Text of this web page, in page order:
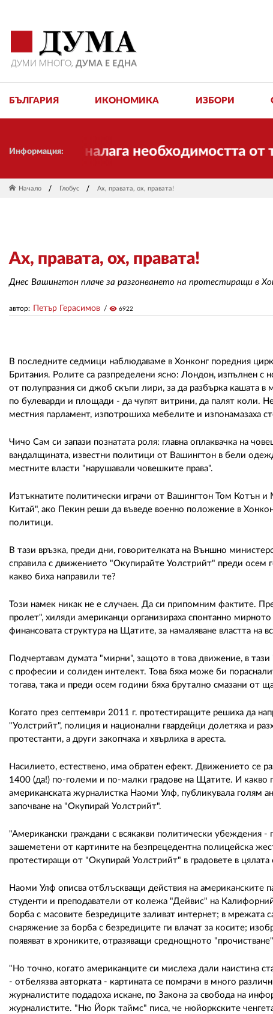
БЪЛГАРИЯ ИКОНОМИКА ИЗБОРИ
Информация:
и налага необходимостта от
Начало Глобус Ах, правата, ох, правата!
Ах, правата, ох, правата!
Днес Вашингтон плаче за разгонването на протестиращи в
автор: Петър Герасимов visibility 6922
В последните седмици наблюдаваме в Хонконг поредния
Британия. Ролите са разпределени ясно: Лондон, изпълнен с
от полупразния си джоб скъпи лири, за да разбърка кашата
по булеварди и площади - да чупят витрини, да палят коли.
местния парламент, изпотрошиха мебелите и изпонамазаха
Чичо Сам си запази познатата роля: главна оплаквачка на
вандалщината, известни политици от Вашингтон в бели
местните власти "нарушавали човешките права".
Изтъкнатите политически играчи от Вашингтон Том Котън
Китай", ако Пекин реши да въведе военно положение в
политици.
В тази връзка, преди дни, говорителката на Външно
справила с движението "Окупирайте Уолстрийт" преди осем
какво биха направили те?
Този намек никак не е случаен. Да си припомним фактите.
пролет", хиляди американци организираха спонтанно
финансовата структура на Щатите, за намаляване властта на
Подчертавам думата "мирни", защото в това движение, в
с професии и солиден интелект. Това бяха може би
тогава, така и преди осем години бяха брутално смазани от
Когато през септември 2011 г. протестиращите решиха да
"Уолстрийт", полиция и национални гвардейци долетяха и
протестанти, а други закопчаха и хвърлиха в ареста.
Насилието, естествено, има обратен ефект. Движението се
1400 (да!) по-големи и по-малки градове на Щатите. И
американската журналистка Наоми Улф, публикувала голям
започване на "Окупирай Уолстрийт".
"Американски граждани с всякакви политически убеждения
зашеметени от картините на безпрецедентна полицейска
протестиращи от "Окупирай Уолстрийт" в градовете в цялата
Наоми Улф описва отблъскващи действия на американските
студенти и преподаватели от колежа "Дейвис" на
борба с масовите безредиците заливат интернет; в мрежата
снаряжение за борба с безредиците ги влачат за косите;
появяват в хрониките, отразяващи среднощното
"Но точно, когато американците си мислеха дали наистина
- отбелязва авторката - картината се помрачи в много
журналистите подадоха искане, по Закона за свобода на
журналистите. "Ню Йорк таймс" писа, че нюйоркските